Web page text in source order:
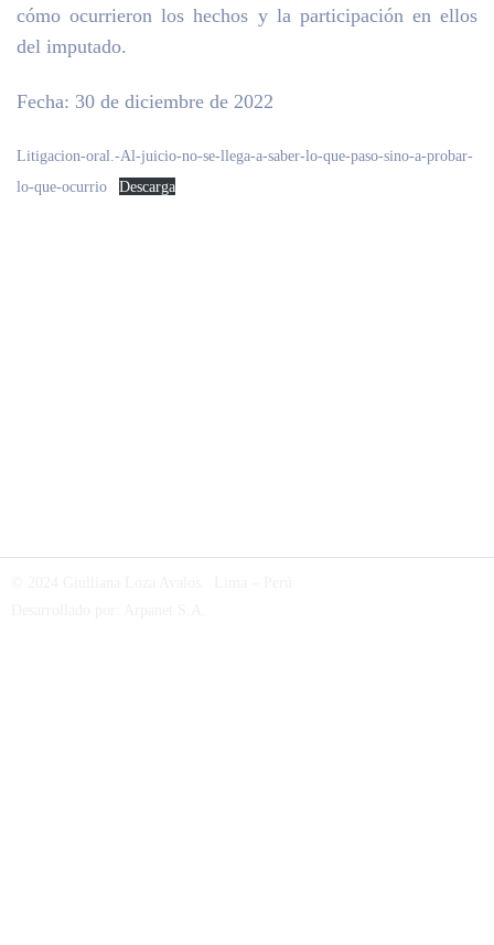
cómo ocurrieron los hechos y la participación en ellos
del imputado.
Fecha: 30 de diciembre de 2022
Litigacion-oral.-Al-juicio-no-se-llega-a-saber-lo-que-paso-sino-a-probar-
lo-que-ocurrio
Descarga